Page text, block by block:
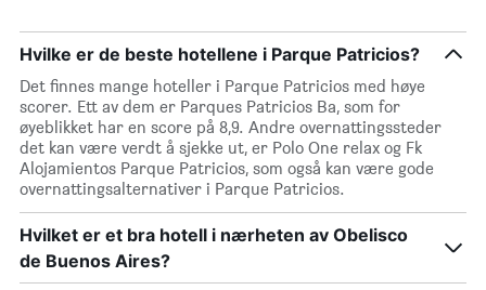
Hvilke er de beste hotellene i Parque Patricios?
Det finnes mange hoteller i Parque Patricios med høye
scorer. Ett av dem er Parques Patricios Ba, som for
øyeblikket har en score på 8,9. Andre overnattingssteder
det kan være verdt å sjekke ut, er Polo One relax og Fk
Alojamientos Parque Patricios, som også kan være gode
overnattingsalternativer i Parque Patricios.
Hvilket er et bra hotell i nærheten av Obelisco
de Buenos Aires?